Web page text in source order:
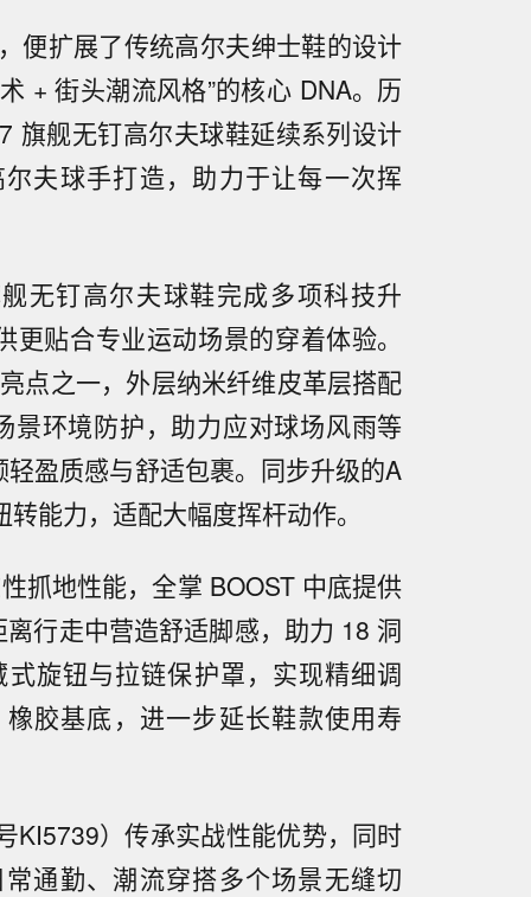
便扩展了传统高尔夫绅士鞋的设计
+ 街头潮流风格”的核心 DNA。历
旗舰无钉高尔夫球鞋延续系列设计
夫球手打造，助力于让每一次挥
无钉高尔夫球鞋完成多项科技升
贴合专业运动场景的穿着体验。
点之一，外层纳米纤维皮革层搭配
景环境防护，助力应对球场风雨等
盈质感与舒适包裹。同步升级的A
能力，适配大幅度挥杆动作。
抓地性能，全掌 BOOST 中底提供
行走中营造舒适脚感，助力 18 洞
旋钮与拉链保护罩，实现精细调
胶基底，进一步延长鞋款使用寿
KI5739）传承实战性能优势，同时
通勤、潮流穿搭多个场景无缝切